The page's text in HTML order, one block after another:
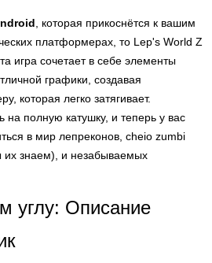
, которая прикоснётся к вашим
платформерах, то Lep's World Z
игра сочетает в себе элементы
графики, создавая
которая легко затягивает.
на полную катушку, и теперь у вас
в мир лепреконов, cheio zumbi
их знаем), и незабываемых
углу: Описание